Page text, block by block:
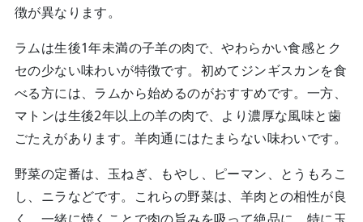
徴が異なります。
ラムは生後1年未満の子羊の肉で、やわらかい食感とク
セの少ない味わいが特徴です。初めてジンギスカンを食
べる方には、ラムから始めるのがおすすめです。一方、
マトンは生後2年以上の羊の肉で、より濃厚な風味と歯
ごたえがあります。羊肉通にはたまらない味わいです。
野菜の定番は、玉ねぎ、もやし、ピーマン、とうもろこ
し、ニラなどです。これらの野菜は、羊肉との相性が良